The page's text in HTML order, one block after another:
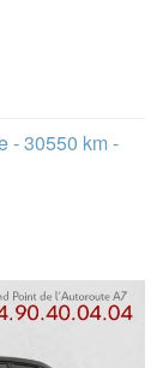
- 30550 km -